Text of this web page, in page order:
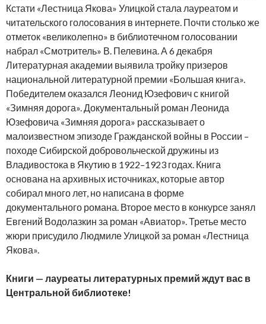
Кстати «Лестница Якова» Улицкой стала лауреатом и
читательского голосования в интернете. Почти столько же
отметок «великолепно» в библиотечном голосовании
набрал «Смотритель» В. Пелевина. А 6 декабря
Литературная академии выявила тройку призеров
национальной литературной премии «Большая книга».
Победителем оказался Леонид Юзефович с книгой
«Зимняя дорога». Документальный роман Леонида
Юзефовича «Зимняя дорога» рассказывает о
малоизвестном эпизоде Гражданской войны в России –
походе Сибирской добровольческой дружины из
Владивостока в Якутию в 1922–1923 годах. Книга
основана на архивных источниках, которые автор
собирал много лет, но написана в форме
документального романа. Второе место в конкурсе занял
Евгений Водолазкин за роман «Авиатор». Третье место
жюри присудило Людмиле Улицкой за роман «Лестница
Якова».
Книги — лауреаты литературных премий ждут вас в
Центральной библиотеке!